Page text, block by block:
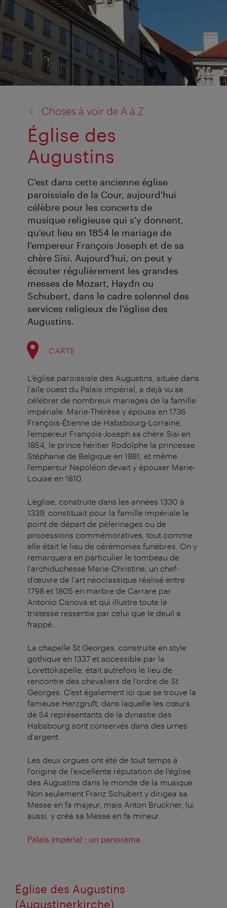
Choses à voir de A à Z
Église des
Augustins
C'est dans cette ancienne église
paroissiale de la Cour, aujourd'hui
célèbre pour les concerts de
musique religieuse qui s'y donnent,
qu'eut lieu en 1854 le mariage de
l'empereur François-Joseph et de sa
chère Sisi. Aujourd'hui, on peut y
écouter régulièrement les grandes
messes de Mozart, Haydn ou
Schubert, dans le cadre solennel des
services religieux de l'église des
Augustins.
CARTE
L'église paroissiale des Augustins, située dans
l'aile ouest du Palais impérial, a déjà vu se
célébrer de nombreux mariages de la famille
impériale. Marie-Thérèse y épousa en 1736
François-Étienne de Habsbourg-Lorraine,
l'empereur François-Joseph sa chère Sisi en
1854, le prince héritier Rodolphe la princesse
Stéphanie de Belgique en 1881, et même
l'empereur Napoléon devait y épouser Marie-
Louise en 1810.
L'église, construite dans les années 1330 à
1339, constituait pour la famille impériale le
point de départ de pèlerinages ou de
processions commémoratives, tout comme
elle était le lieu de cérémonies funèbres. On y
remarquera en particulier le tombeau de
l'archiduchesse Marie-Christine, un chef-
d'œuvre de l'art néoclassique réalisé entre
1798 et 1805 en marbre de Carrare par
Antonio Canova et qui illustre toute la
tristesse ressentie par celui que le deuil a
frappé.
La chapelle St Georges, construite en style
gothique en 1337 et accessible par la
Lorettokapelle, était autrefois le lieu de
rencontre des chevaliers de l'ordre de St
Georges. C'est également ici que se trouve la
fameuse Herzgruft, dans laquelle les cœurs
de 54 représentants de la dynastie des
Habsbourg sont conservés dans des urnes
d'argent.
Les deux orgues ont été de tout temps à
l'origine de l'excellente réputation de l'église
des Augustins dans le monde de la musique.
Non seulement Franz Schubert y dirigea sa
Messe en fa majeur, mais Anton Bruckner, lui
aussi, y créa sa Messe en fa mineur.
Palais impérial : un panorama
Église des Augustins
(Augustinerkirche)